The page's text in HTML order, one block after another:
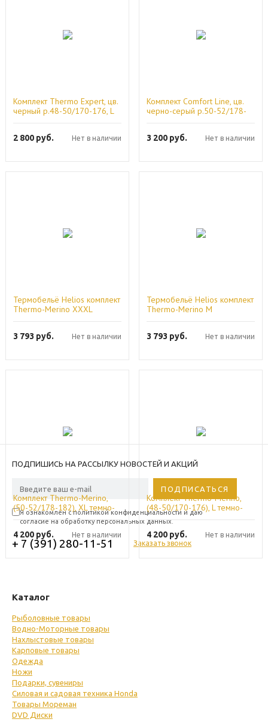
Комплект Thermo Expert, цв.
черный р.48-50/170-176, L
2 800 руб. Нет в наличии
Комплект Сomfort Line, цв.
черно-серый р.50-52/178-
3 200 руб. Нет в наличии
Термобельё Helios комплект
Thermo-Merino XXXL
3 793 руб. Нет в наличии
Термобельё Helios комплект
Thermo-Merino M
3 793 руб. Нет в наличии
Комплект Thermo-Merino,
(50-52/178-182), XL темно-
серый, Helios
4 200 руб. Нет в наличии
Комплект Thermo-Merino,
(48-50/170-176), L темно-
серый, Helios
4 200 руб. Нет в наличии
ПОДПИШИСЬ НА РАССЫЛКУ НОВОСТЕЙ И АКЦИЙ
Я ознакомлен с политикой конфиденциальности и даю
согласие на обработку персональных данных.
+ 7 (391) 280-11-51 Заказать звонок
Каталог
Рыболовные товары
Водно-Моторные товары
Нахлыстовые товары
Карповые товары
Одежда
Ножи
Подарки, сувениры
Силовая и садовая техника Honda
Товары Мореман
DVD Диски